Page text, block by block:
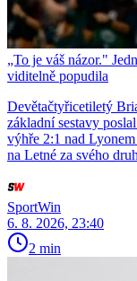
„To je váš názor."
viditelně popudila
Devětačtyřicetiletý
základní sestavy
výhře 2:1 nad
na Letné za svého
SportWin
6. 8. 2026, 23:40
2 min